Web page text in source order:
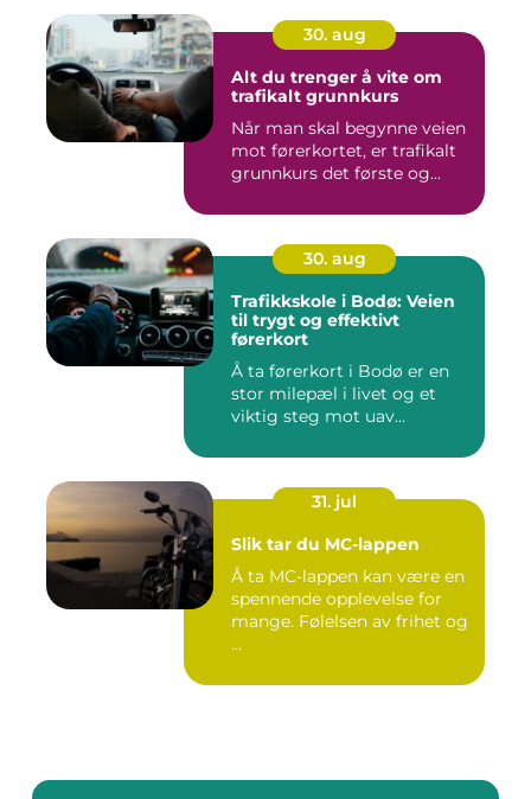
30. aug
Alt du trenger å vite om
trafikalt grunnkurs
Når man skal begynne veien
mot førerkortet, er trafikalt
grunnkurs det første og...
30. aug
Trafikkskole i Bodø: Veien
til trygt og effektivt
førerkort
Å ta førerkort i Bodø er en
stor milepæl i livet og et
viktig steg mot uav...
31. jul
Slik tar du MC-lappen
Å ta MC-lappen kan være en
spennende opplevelse for
mange. Følelsen av frihet og
...